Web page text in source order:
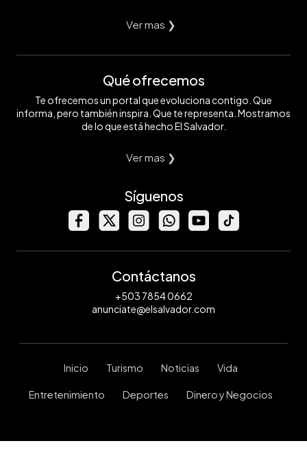
Ver mas ❯
Qué ofrecemos
Te ofrecemos un portal que evoluciona contigo. Que
informa, pero también inspira. Que te representa. Mostramos
de lo que está hecho El Salvador.
Ver mas ❯
Síguenos
Contáctanos
+503 7854 0662
anunciate@elsalvador.com
Inicio Turismo Noticias Vida
Entretenimiento Deportes Dinero y Negocios